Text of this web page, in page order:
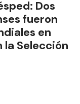
Dos
fueron
en
la Selección